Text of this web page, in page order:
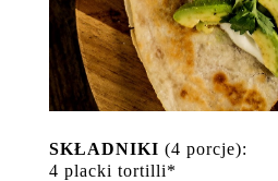
SKŁADNIKI (4 porcje):
4 placki tortilli*